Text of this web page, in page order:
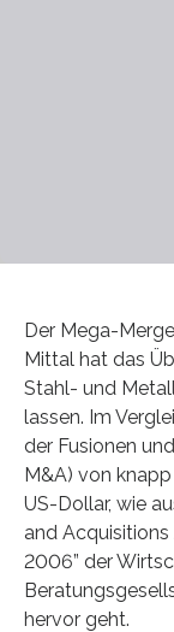
Der Mega-
Mittal hat das
Stahl- und
lassen. Im
der Fusionen
M&A) von
US-Dollar, wie
and
2006” der
hervor geht.